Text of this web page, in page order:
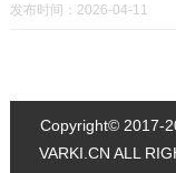
发布时间：2026-04-11
Copyright© 2017-
VARKI.CN ALL